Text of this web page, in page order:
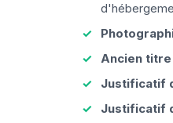
Ancien
Justificatif
Justificatif